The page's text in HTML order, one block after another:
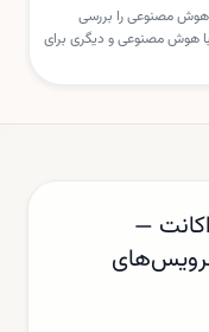
هوش مصنوعی را بررسی
هوش مصنوعی و دیگری برای
—